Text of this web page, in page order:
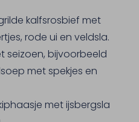
kalfsrosbief met
rode ui en veldsla.
seizoen, bijvoorbeeld
met spekjes en
met ijsbergsla